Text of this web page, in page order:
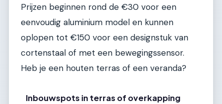
Prijzen beginnen rond de €30 voor een
eenvoudig aluminium model en kunnen
oplopen tot €150 voor een designstuk van
cortenstaal of met een bewegingssensor.
Heb je een houten terras of een veranda?
Inbouwspots in terras of overkapping